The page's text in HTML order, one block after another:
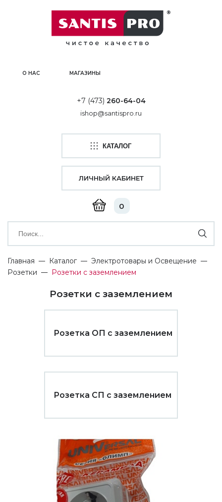
О НАС МАГАЗИНЫ
+7 (473) 260-64-04
ishop@santispro.ru
КАТАЛОГ
0
ЛИЧНЫЙ КАБИНЕТ
Главная Каталог
Электротовары и Освещение
Розетки
Розетки с заземлением
Розетки с заземлением
Розетка ОП с заземлением
Розетка СП с заземлением